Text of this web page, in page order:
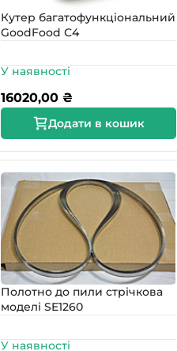
Кутер багатофункціональний
GoodFood С4
У наявності
16020,00 ₴
Додати в кошик
Полотно до пили стрічкова
моделі SE1260
У наявності